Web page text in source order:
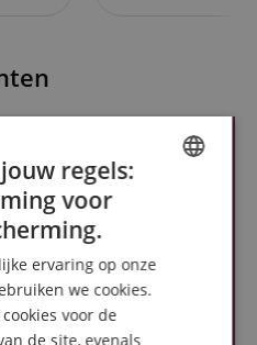
regels:
voor
ervaring op onze
we cookies.
voor de
de site, evenals